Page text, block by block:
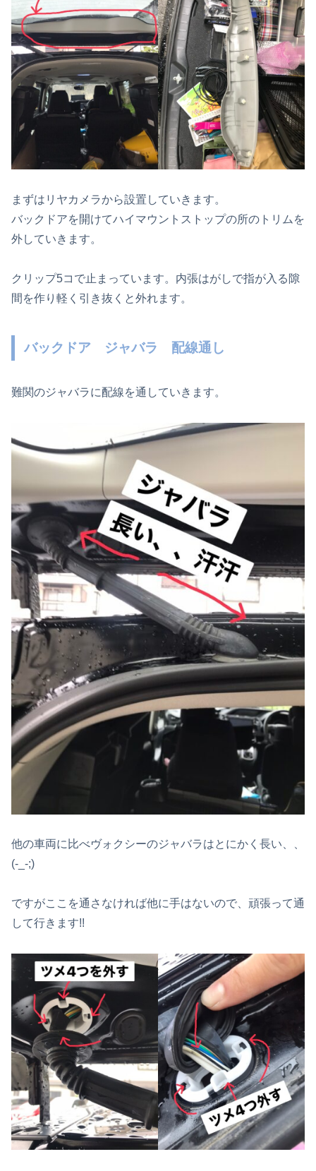
まずはリヤカメラから設置していきます。
バックドアを開けてハイマウントストップの所のトリムを
外していきます。
クリップ5コで止まっています。内張はがしで指が入る隙
間を作り軽く引き抜くと外れます。
バックドア ジャバラ 配線通し
難関のジャバラに配線を通していきます。
他の車両に比べヴォクシーのジャバラはとにかく長い、、
(-_-;)
ですがここを通さなければ他に手はないので、頑張って通
して行きます!!